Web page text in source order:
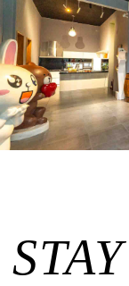
STAY